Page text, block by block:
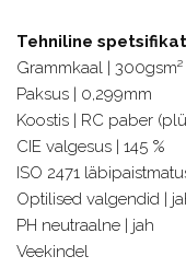
Tehniline
Grammkaal | 300gsm²
Paksus | 0,299mm
Koostis | RC paber
CIE valgesus | 145 %
ISO 2471
Optilised valgendid |
PH neutraalne | jah
Veekindel